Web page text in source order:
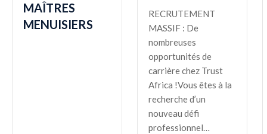
MAÎTRES
MENUISIERS
RECRUTEMENT
MASSIF : De
nombreuses
opportunités de
carrière chez Trust
Africa !Vous êtes à la
recherche d’un
nouveau défi
professionnel…